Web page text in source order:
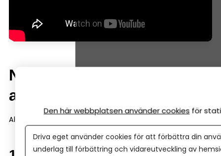
När brukar Almi-lån vara
aktuella?
Almi-finansiering dyker ofta upp i tre situationer.
Den här webbplatsen använder cookies för
Driva eget använder cookies för att förbättra din
underlag till förbättring och vidareutveckling av